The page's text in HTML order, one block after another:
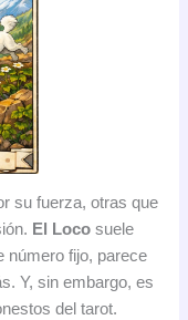
su fuerza, otras que
El Loco suele
número fijo, parece
Y, sin embargo, es
del tarot.